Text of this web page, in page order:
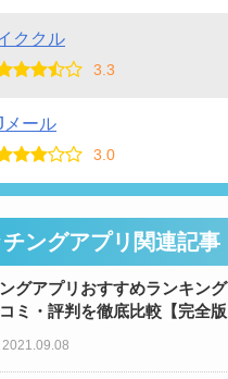
ククル
3.3
メール
3.0
ングアプリ関連記事
グアプリおすすめランキン
ミ・評判を徹底比較【完全版